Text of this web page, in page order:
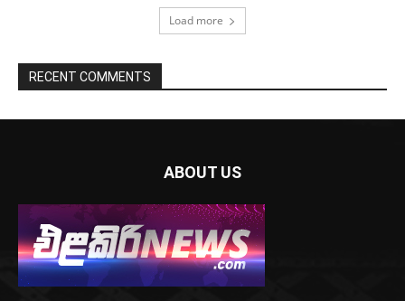
Load more
RECENT COMMENTS
ABOUT US